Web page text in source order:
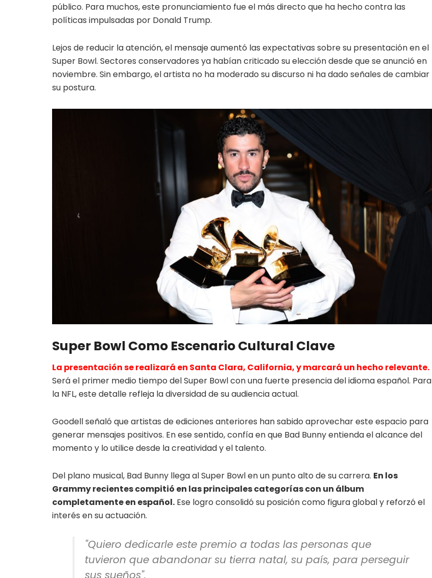
público. Para muchos, este pronunciamiento fue el más directo que ha hecho contra las
políticas impulsadas por Donald Trump.
Lejos de reducir la atención, el mensaje aumentó las expectativas sobre su presentación en el
Super Bowl. Sectores conservadores ya habían criticado su elección desde que se anunció en
noviembre. Sin embargo, el artista no ha moderado su discurso ni ha dado señales de cambiar
su postura.
Super Bowl Como Escenario Cultural Clave
La presentación se realizará en Santa Clara, California, y marcará un hecho relevante.
Será el primer medio tiempo del Super Bowl con una fuerte presencia del idioma español. Para
la NFL, este detalle refleja la diversidad de su audiencia actual.
Goodell señaló que artistas de ediciones anteriores han sabido aprovechar este espacio para
generar mensajes positivos. En ese sentido, confía en que Bad Bunny entienda el alcance del
momento y lo utilice desde la creatividad y el talento.
Del plano musical, Bad Bunny llega al Super Bowl en un punto alto de su carrera. En los
Grammy recientes compitió en las principales categorías con un álbum
completamente en español. Ese logro consolidó su posición como figura global y reforzó el
interés en su actuación.
"Quiero dedicarle este premio a todas las personas que
tuvieron que abandonar su tierra natal, su país, para perseguir
sus sueños".